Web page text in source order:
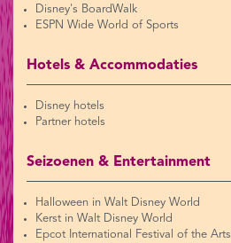
Disney's BoardWalk
ESPN Wide World of Sports
Hotels & Accommodaties
Disney hotels
Partner hotels
Seizoenen & Entertainment
Halloween in Walt Disney World
Kerst in Walt Disney World
Epcot International Festival of the Arts